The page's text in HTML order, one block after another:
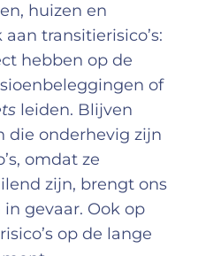
huizen en
transitierisico’s:
hebben op de
of
leiden. Blijven
die onderhevig zijn
omdat ze
zijn, brengt ons
gevaar. Ook op
op de lange